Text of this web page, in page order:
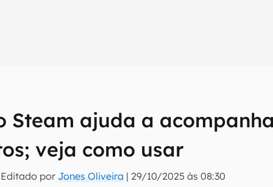
Steam ajuda a
veja como usar
Editado por Jones Oliveira | 29/10/2025 às 08:30
inteligente do mundo tech!
do Canaltech e receba notícias e reviews sobre tecnologia